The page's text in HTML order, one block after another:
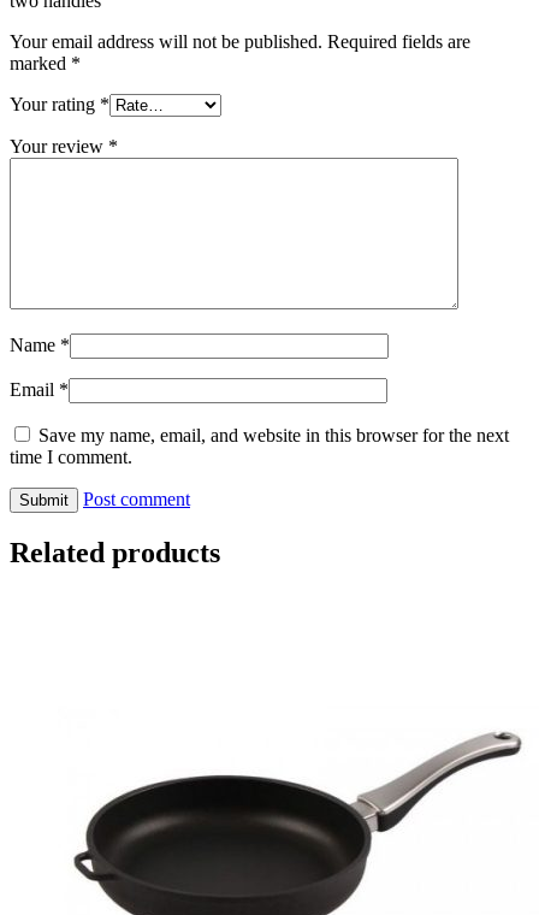
Your email address will not be published. Required fields are
marked *
Your rating *
Your review *
Name *
Email *
Save my name, email, and website in this browser for the next
time I comment.
Post comment
Related products